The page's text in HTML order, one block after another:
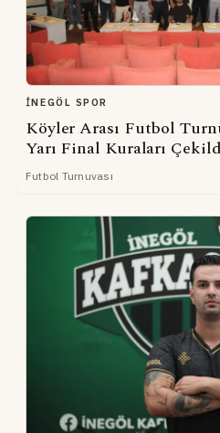
İNEGÖL SPOR
Köyler Arası Futbol
Yarı Final Kuraları
Futbol Turnuvası